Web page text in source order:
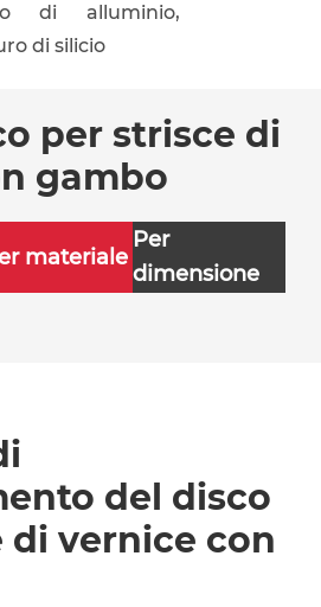
di alluminio,
di silicio
per strisce di
gambo
materiale
Per
dimensione
del disco
di vernice con